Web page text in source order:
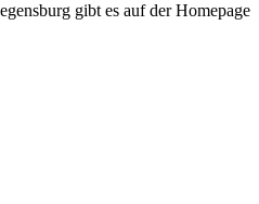
gibt es auf der Homepage